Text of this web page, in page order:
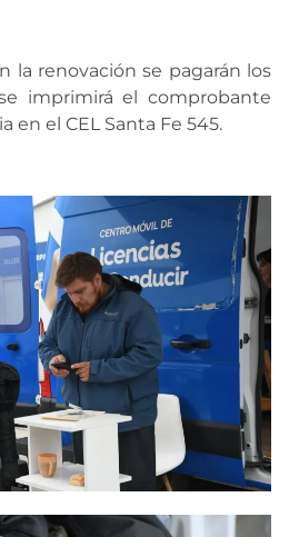
la renovación se pagarán los
imprimirá el comprobante
en el CEL Santa Fe 545.